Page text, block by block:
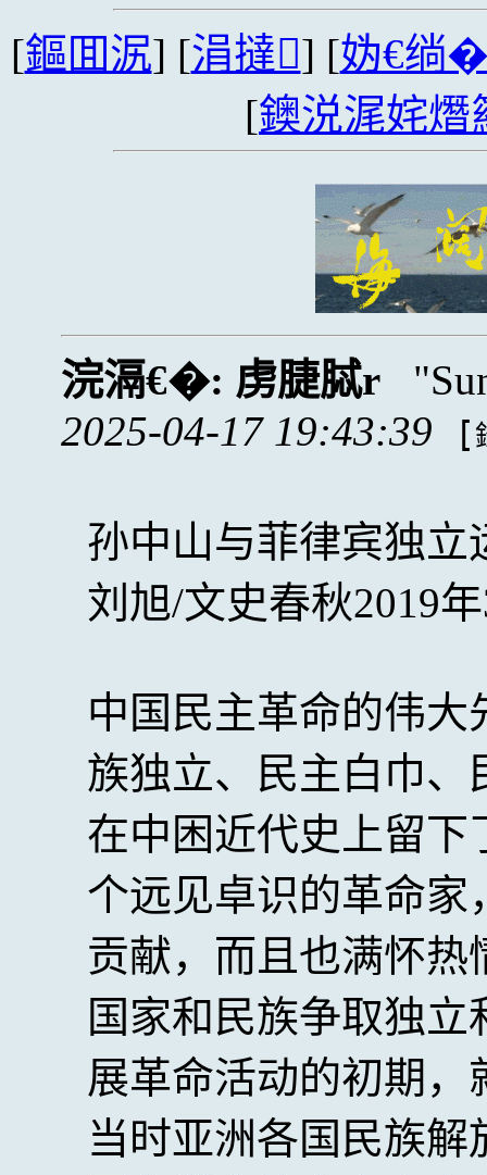
[鏂囬泦] [涓撻] [妫€绱
[鐭涚浘姹熸
浣滆€�: 虏脻脦r
2025-04-17 19:43:39
[
孙中山与菲律宾独立
刘旭/文史春秋2019
中国民主革命的伟
族独立、民主白巾
在中困近代史上留
个远见卓识的革命
贡献，而且也满怀
国家和民族争取独
展革命活动的初期
当时亚洲各国民族